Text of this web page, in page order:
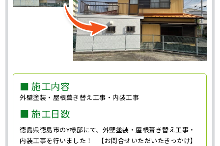
■ 施工内容
外壁塗装・屋根葺き替え工事・内装工事
■ 施工日数
徳島県徳島市のY様邸にて、外壁塗装・屋根葺き替え工事・
内装工事を行いました！ 【お問合せいただいたきっかけ】